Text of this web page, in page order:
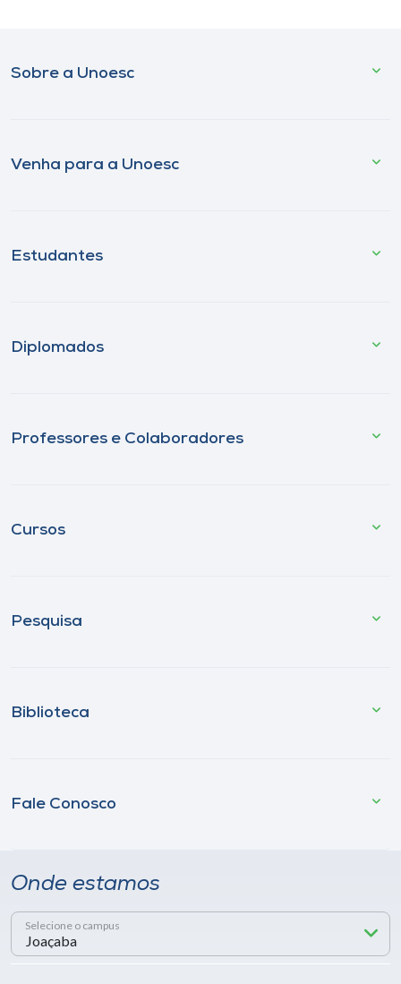
Sobre a Unoesc
Venha para a Unoesc
Estudantes
Diplomados
Professores e Colaboradores
Cursos
Pesquisa
Biblioteca
Fale Conosco
Onde estamos
Selecione o campus